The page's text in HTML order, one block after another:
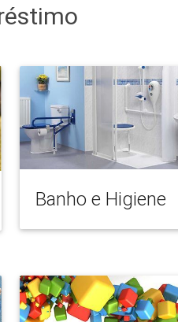
Banho e Higiene